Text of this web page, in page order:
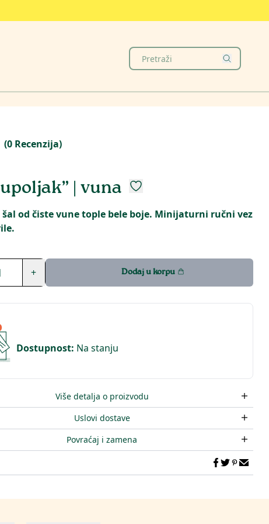
(0 Recenzija)
| vuna
od čiste vune tople bele boje. Minijaturni ručni vez
+ Dodaj u korpu
Dostupnost: Na stanju
Više detalja o proizvodu
Uslovi dostave
Povraćaj i zamena